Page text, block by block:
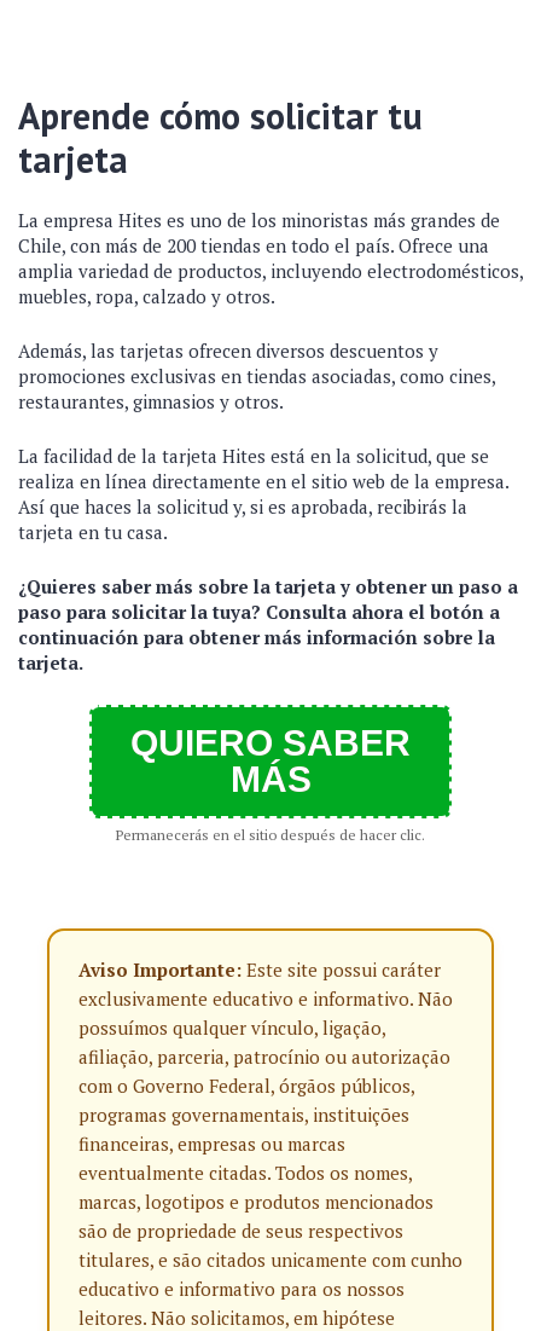
Aprende cómo solicitar tu
tarjeta
La empresa Hites es uno de los minoristas más grandes de
Chile, con más de 200 tiendas en todo el país. Ofrece una
amplia variedad de productos, incluyendo electrodomésticos,
muebles, ropa, calzado y otros.
Además, las tarjetas ofrecen diversos descuentos y
promociones exclusivas en tiendas asociadas, como cines,
restaurantes, gimnasios y otros.
La facilidad de la tarjeta Hites está en la solicitud, que se
realiza en línea directamente en el sitio web de la empresa.
Así que haces la solicitud y, si es aprobada, recibirás la
tarjeta en tu casa.
¿Quieres saber más sobre la tarjeta y obtener un paso a
paso para solicitar la tuya? Consulta ahora el botón a
continuación para obtener más información sobre la
tarjeta.
QUIERO SABER
MÁS
Permanecerás en el sitio después de hacer clic.
Aviso Importante: Este site possui caráter
exclusivamente educativo e informativo. Não
possuímos qualquer vínculo, ligação,
afiliação, parceria, patrocínio ou autorização
com o Governo Federal, órgãos públicos,
programas governamentais, instituições
financeiras, empresas ou marcas
eventualmente citadas. Todos os nomes,
marcas, logotipos e produtos mencionados
são de propriedade de seus respectivos
titulares, e são citados unicamente com cunho
educativo e informativo para os nossos
leitores. Não solicitamos, em hipótese